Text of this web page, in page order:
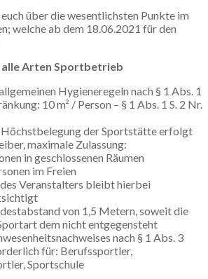
über die wesentlichsten Punkte im
welche ab dem 18.06.2021 für den
Arten Sportbetrieb
Hygieneregeln nach § 1 Abs. 1
10 m² / Person – § 1 Abs. 1 S. 2 Nr.
Höchstbelegung der Sportstätte erfolgt
maximale Zulassung:
in geschlossenen Räumen
im Freien
Veranstalters bleibt hierbei
von 1,5 Metern, soweit die
dem nicht entgegensteht
nach § 1 Abs. 3
für: Berufssportler,
Sportschule